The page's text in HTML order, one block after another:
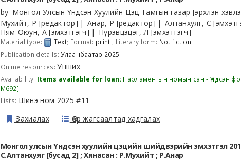
by Монгол Улсын Үндсэн Хуулийн Цэц Тамгын газар [эрхлэн
Мухийт, Р [редактор] Анар, Р [редактор] Алтанхуяг, С
Ням-Оюун, А [эмхэтгэгч] Пүрэвцэцэг, Л [эмхэтгэгч]
Material type: Text; Format: print ; Literary form: Not fiction
Publication details:Улаанбаатар 2025
Online resources:Унших
Availability: Items available for loan: Парламентын номын сан - Үндсэн
М692 .
Lists: Шинэ ном 2025 #11 .
Захиалах Өөр жагсаалтад хадгалах
Монгол улсын Үндсэн хуулийн цэцийн шийдвэрийн эмхэтгэл
С.Алтанхуяг [бусад 2] ; Хянасан : Р.Мухийт ; Р.Анар